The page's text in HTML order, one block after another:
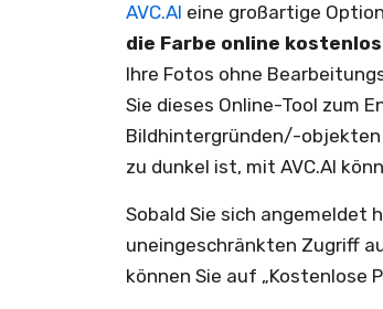
AVC.AI eine großartige
die Farbe online
Ihre Fotos ohne
Sie dieses Online-Tool zum
Bildhintergründen/-objekten
zu dunkel ist, mit AVC.AI
Sobald Sie sich angemeldet
uneingeschränkten Zugriff
können Sie auf „Kostenlose